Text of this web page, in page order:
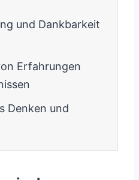
und Dankbarkeit
Erfahrungen
Denken und